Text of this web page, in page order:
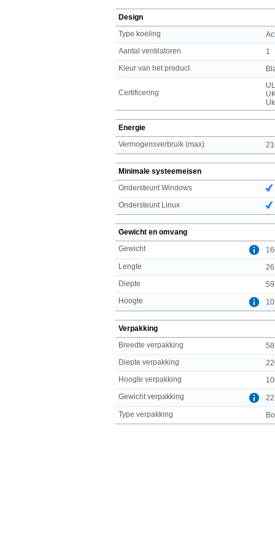
Design
Type koeling
Aantal ventilatoren
1
Kleur van het product
Certificering
Energie
Vermogensverbruik (max)
Minimale systeemeisen
Ondersteunt Windows
Ondersteunt Linux
Gewicht en omvang
Gewicht
Lengte
Diepte
Hoogte
Verpakking
Breedte verpakking
Diepte verpakking
Hoogte verpakking
Gewicht verpakking
Type verpakking